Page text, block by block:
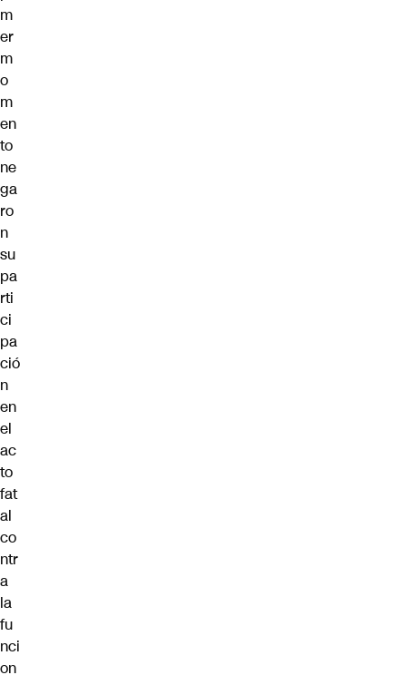
m
er
m
o
m
en
to
ne
ga
ro
n
su
pa
rti
ci
pa
ció
n
en
el
ac
to
fat
al
co
ntr
a
la
fu
nci
on